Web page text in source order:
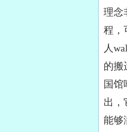
理念
程，
人
的搬
国
出，
能够